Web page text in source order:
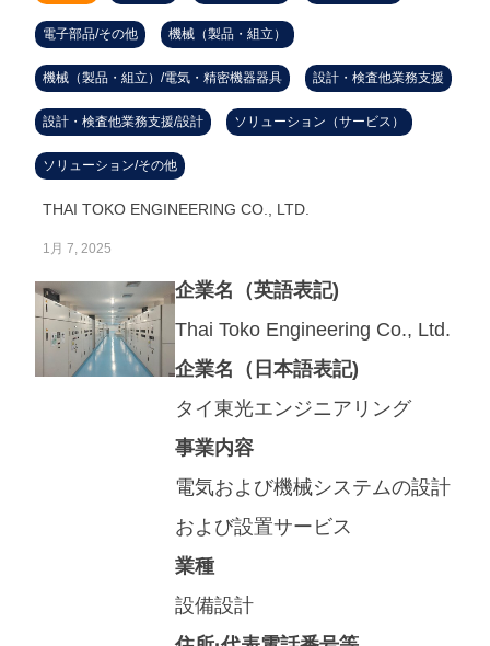
電子部品/その他 機械（製品・組立）
機械（製品・組立）/電気・精密機器器具 設計・検査他業務支援
設計・検査他業務支援/設計 ソリューション（サービス）
ソリューション/その他
THAI TOKO ENGINEERING CO., LTD.
1月 7, 2025
企業名（英語表記)
Thai Toko Engineering Co., Ltd.
企業名（日本語表記)
タイ東光エンジニアリング
事業内容
電気および機械システムの設計
および設置サービス
業種
設備設計